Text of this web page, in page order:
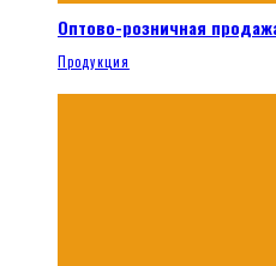
Оптово-розничная
Продукция